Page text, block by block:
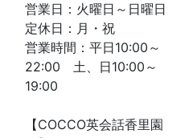
営業日：火曜日～日曜日
定休日：月・祝
営業時間：平日10:00～
22:00 土、日10:00～
19:00
【COCCO英会話香里園